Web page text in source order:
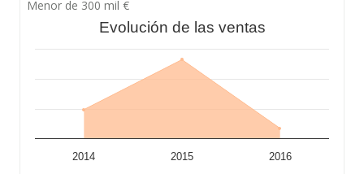
Menor de 300 mil €
Evolución de las ventas
2014 2015 2016